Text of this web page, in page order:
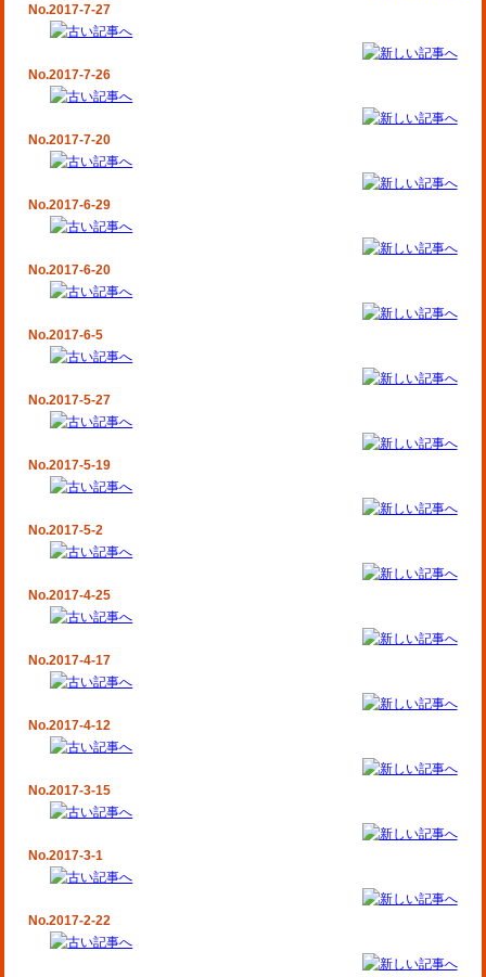
No.2017-7-27
No.2017-7-26
No.2017-7-20
No.2017-6-29
No.2017-6-20
No.2017-6-5
No.2017-5-27
No.2017-5-19
No.2017-5-2
No.2017-4-25
No.2017-4-17
No.2017-4-12
No.2017-3-15
No.2017-3-1
No.2017-2-22